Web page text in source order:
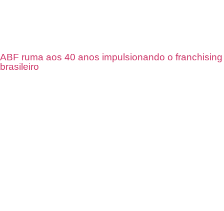
ABF ruma aos 40 anos impulsionando o franchising
brasileiro